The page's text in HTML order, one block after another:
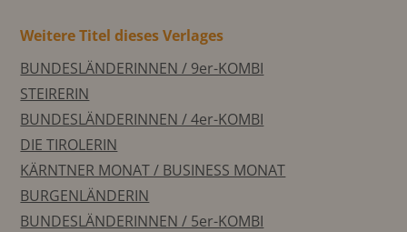
Weitere Titel dieses Verlages
BUNDESLÄNDERINNEN / 9er-KOMBI
STEIRERIN
BUNDESLÄNDERINNEN / 4er-KOMBI
DIE TIROLERIN
KÄRNTNER MONAT / BUSINESS MONAT
BURGENLÄNDERIN
BUNDESLÄNDERINNEN / 5er-KOMBI